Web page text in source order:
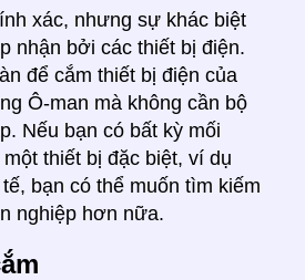
xác, nhưng sự khác biệt
nhận bởi các thiết bị điện.
để cắm thiết bị điện của
Ô-man mà không cần bộ
Nếu bạn có bất kỳ mối
thiết bị đặc biệt, ví dụ
bạn có thể muốn tìm kiếm
nghiệp hơn nữa.